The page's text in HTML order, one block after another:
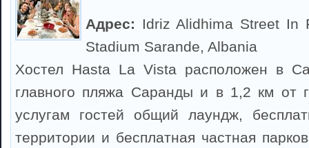
Адрес: Idriz Alidhima Street In
Stadium Sarande, Albania
Хостел Hasta La Vista расположен в
главного пляжа Саранды и в 1,2 км от
услугам гостей общий лаундж,
территории и бесплатная частная